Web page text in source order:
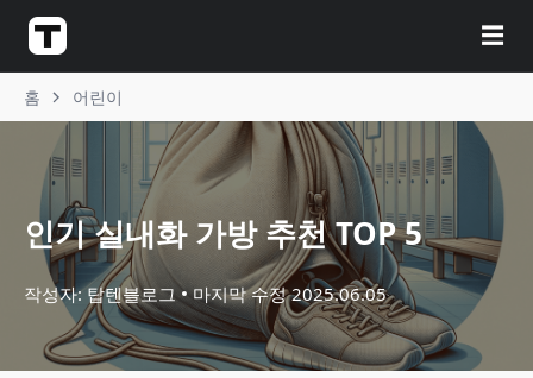
☰
홈 어린이
인기 실내화 가방 추천 TOP 5
작성자: 탑텐블로그 마지막 수정2025.06.05